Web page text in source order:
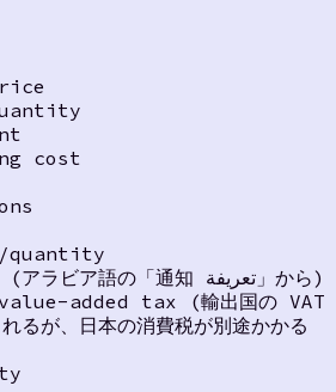
cost
quantity
tariff (アラビア語の「通知 تعريفة」から)
added tax (輸出国の VAT
るが、日本の消費税が別途かかる